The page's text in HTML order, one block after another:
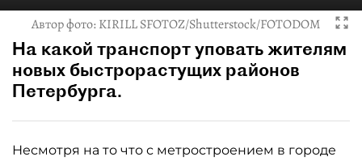
Автор фото:KIRILL SFOTOZ/Shutterstock/FOTODOM
На какой транспорт уповать жителям
новых быстрорастущих районов
Петербурга.
Несмотря на то что с метростроением в городе